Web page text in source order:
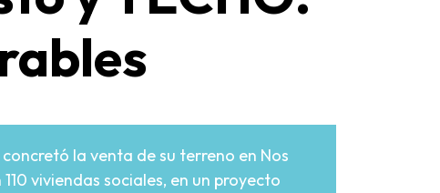
la venta de su terreno en Nos
viviendas sociales, en un proyecto